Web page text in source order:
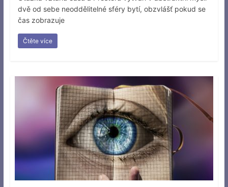
dvě od sebe neoddělitelné sféry bytí, obzvlášť pokud se
čas zobrazuje
Čtěte více